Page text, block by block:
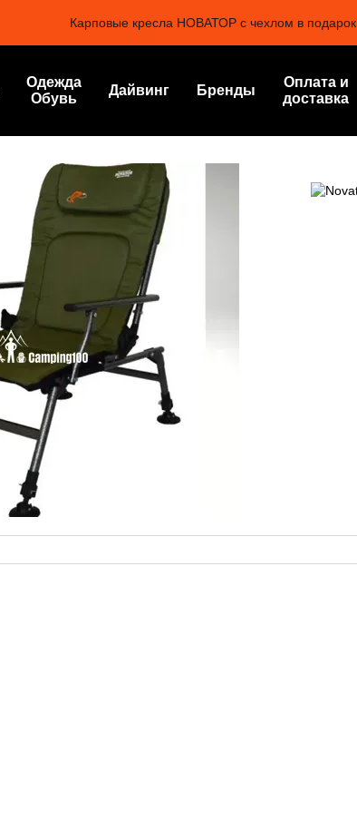
Карповые кресла НОВАТОР с чехлом в подарок
Одежда
Обувь
Дайвинг Бренды
Оплата и
доставка